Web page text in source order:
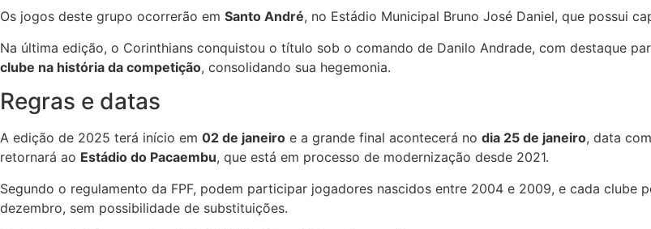
Os jogos deste grupo ocorrerão em Santo André, no Estádio Municipal Bruno José Daniel, que possui
Na última edição, o Corinthians conquistou o título sob o comando de Danilo Andrade, com destaque
clube na história da competição, consolidando sua hegemonia.
Regras e datas
A edição de 2025 terá início em 02 de janeiro e a grande final acontecerá no dia 25 de janeiro, data
retornará ao Estádio do Pacaembu, que está em processo de modernização desde 2021.
Segundo o regulamento da FPF, podem participar jogadores nascidos entre 2004 e 2009, e cada clube
dezembro, sem possibilidade de substituições.